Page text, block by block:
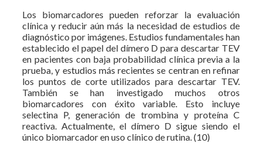
Los biomarcadores pueden reforzar la evaluación
clínica y reducir aún más la necesidad de estudios de
diagnóstico por imágenes. Estudios fundamentales han
establecido el papel del dímero D para descartar TEV
en pacientes con baja probabilidad clínica previa a la
prueba, y estudios más recientes se centran en refinar
los puntos de corte utilizados para descartar TEV.
También se han investigado muchos otros
biomarcadores con éxito variable. Esto incluye
selectina P, generación de trombina y proteína C
reactiva. Actualmente, el dímero D sigue siendo el
único biomarcador en uso clínico de rutina. (10)